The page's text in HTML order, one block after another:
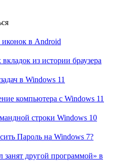
в Android
из истории браузера
в Windows 11
компьютера с Windows 11
строки Windows 10
Пароль на Windows 7?
другой программой» в